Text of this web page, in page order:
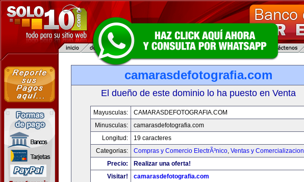
camarasdefotografia.com
El dueño de este dominio lo ha puesto en Venta
Mayusculas:
CAMARASDEFOTOGRAFIA.COM
Minusculas:
camarasdefotografia.com
Longitud:
19 caracteres
Categorias:
Compras y Comercio ElectrÃ³nico, Ventas y Comercializacion
Precio:
Realizar una oferta!
Visitar!
camarasdefotografia.com